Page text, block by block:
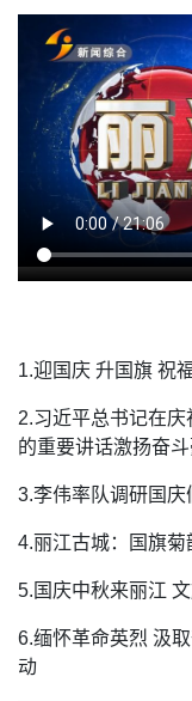
1.迎国庆 升国旗 祝
2.习近平总书记在
的重要讲话激扬奋
3.李伟率队调研国
4.丽江古城：国旗
5.国庆中秋来丽江 文
6.缅怀革命英烈 汲
动